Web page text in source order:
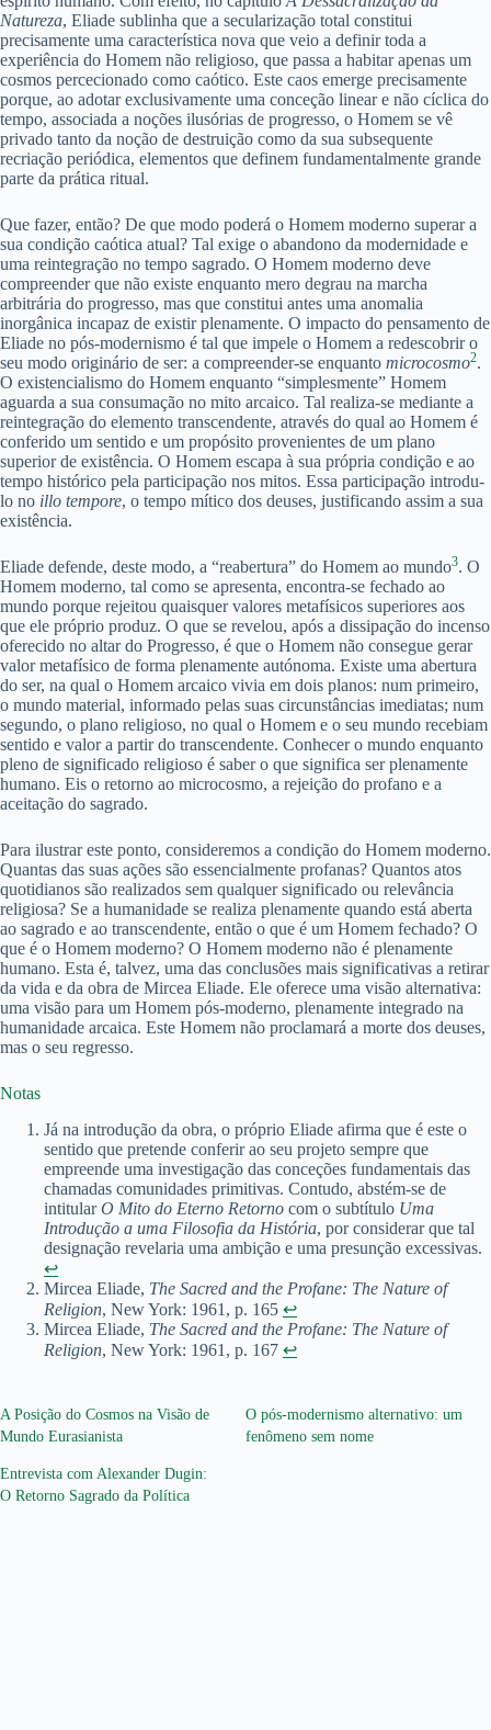
Natureza, Eliade sublinha que a secularização total constitui
precisamente uma característica nova que veio a definir toda a
experiência do Homem não religioso, que passa a habitar apenas um
cosmos percecionado como caótico. Este caos emerge precisamente
porque, ao adotar exclusivamente uma conceção linear e não cíclica do
tempo, associada a noções ilusórias de progresso, o Homem se vê
privado tanto da noção de destruição como da sua subsequente
recriação periódica, elementos que definem fundamentalmente grande
parte da prática ritual.
Que fazer, então? De que modo poderá o Homem moderno superar a
sua condição caótica atual? Tal exige o abandono da modernidade e
uma reintegração no tempo sagrado. O Homem moderno deve
compreender que não existe enquanto mero degrau na marcha
arbitrária do progresso, mas que constitui antes uma anomalia
inorgânica incapaz de existir plenamente. O impacto do pensamento de
Eliade no pós-modernismo é tal que impele o Homem a redescobrir o
seu modo originário de ser: a compreender-se enquanto microcosmo2.
O existencialismo do Homem enquanto “simplesmente” Homem
aguarda a sua consumação no mito arcaico. Tal realiza-se mediante a
reintegração do elemento transcendente, através do qual ao Homem é
conferido um sentido e um propósito provenientes de um plano
superior de existência. O Homem escapa à sua própria condição e ao
tempo histórico pela participação nos mitos. Essa participação introdu-
lo no illo tempore, o tempo mítico dos deuses, justificando assim a sua
existência.
Eliade defende, deste modo, a “reabertura” do Homem ao mundo3. O
Homem moderno, tal como se apresenta, encontra-se fechado ao
mundo porque rejeitou quaisquer valores metafísicos superiores aos
que ele próprio produz. O que se revelou, após a dissipação do incenso
oferecido no altar do Progresso, é que o Homem não consegue gerar
valor metafísico de forma plenamente autónoma. Existe uma abertura
do ser, na qual o Homem arcaico vivia em dois planos: num primeiro,
o mundo material, informado pelas suas circunstâncias imediatas; num
segundo, o plano religioso, no qual o Homem e o seu mundo recebiam
sentido e valor a partir do transcendente. Conhecer o mundo enquanto
pleno de significado religioso é saber o que significa ser plenamente
humano. Eis o retorno ao microcosmo, a rejeição do profano e a
aceitação do sagrado.
Para ilustrar este ponto, consideremos a condição do Homem moderno.
Quantas das suas ações são essencialmente profanas? Quantos atos
quotidianos são realizados sem qualquer significado ou relevância
religiosa? Se a humanidade se realiza plenamente quando está aberta
ao sagrado e ao transcendente, então o que é um Homem fechado? O
que é o Homem moderno? O Homem moderno não é plenamente
humano. Esta é, talvez, uma das conclusões mais significativas a retirar
da vida e da obra de Mircea Eliade. Ele oferece uma visão alternativa:
uma visão para um Homem pós-moderno, plenamente integrado na
humanidade arcaica. Este Homem não proclamará a morte dos deuses,
mas o seu regresso.
Notas
Já na introdução da obra, o próprio Eliade afirma que é este o
sentido que pretende conferir ao seu projeto sempre que
empreende uma investigação das conceções fundamentais das
chamadas comunidades primitivas. Contudo, abstém-se de
intitularO Mito do Eterno Retorno com o subtítulo Uma
Introdução a uma Filosofia da História, por considerar que tal
designação revelaria uma ambição e uma presunção excessivas.
↩︎
Mircea Eliade, The Sacred and the Profane: The Nature of
Religion, New York: 1961, p. 165 ↩︎
Mircea Eliade, The Sacred and the Profane: The Nature of
Religion, New York: 1961, p. 167 ↩︎
A Posição do Cosmos na Visão de
Mundo Eurasianista
O pós-modernismo alternativo: um
fenômeno sem nome
Entrevista com Alexander Dugin:
O Retorno Sagrado da Política